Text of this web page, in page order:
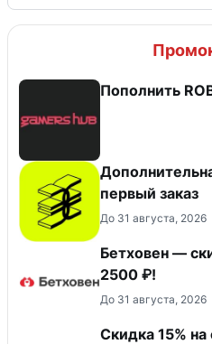
Пополнить
первый заказ
До 31 августа, 2026
Бетховен —
2500 ₽!
До 31 августа, 2026
Скидка 15%